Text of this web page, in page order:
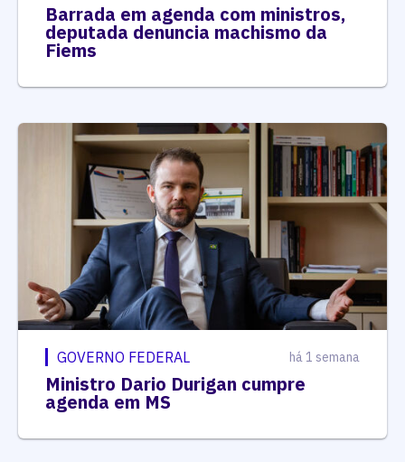
Barrada em agenda com ministros,
deputada denuncia machismo da
Fiems
GOVERNO FEDERAL há 1 semana
Ministro Dario Durigan cumpre
agenda em MS